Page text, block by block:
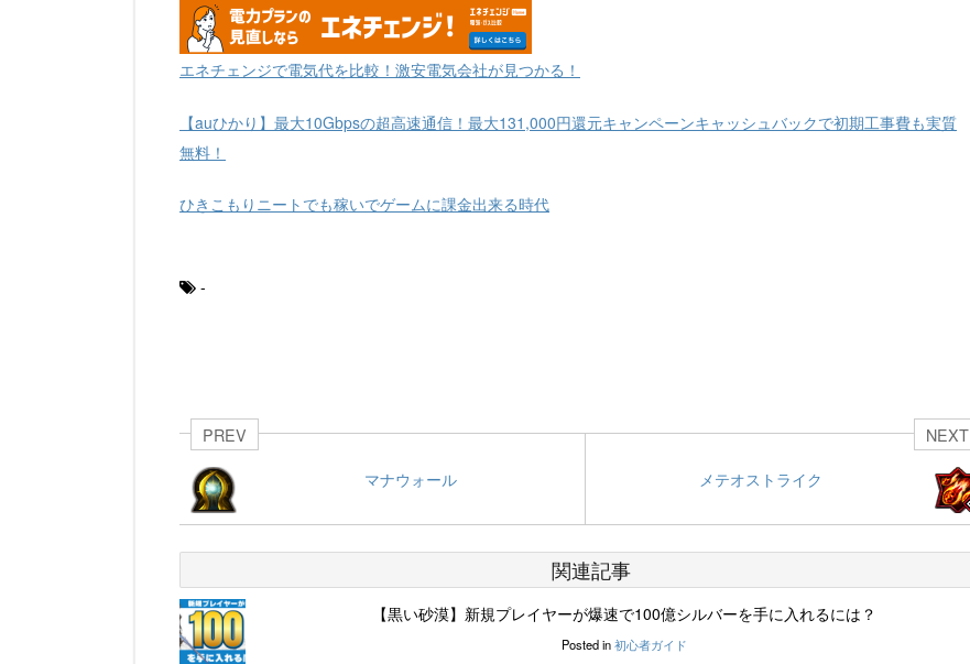
エネチェンジで電気代を比較！激安電気会社が見つかる！
【auひかり】最大10Gbpsの超高速通信！最大131,000円還元キャンペーンキャッシュバックで初期工事費も実質
無料！
ひきこもりニートでも稼いでゲームに課金出来る時代
-
PREV
マナウォール
NEXT
メテオストライク
関連記事
【黒い砂漠】新規プレイヤーが爆速で100億シルバーを手に入れるには？
Posted in初心者ガイド